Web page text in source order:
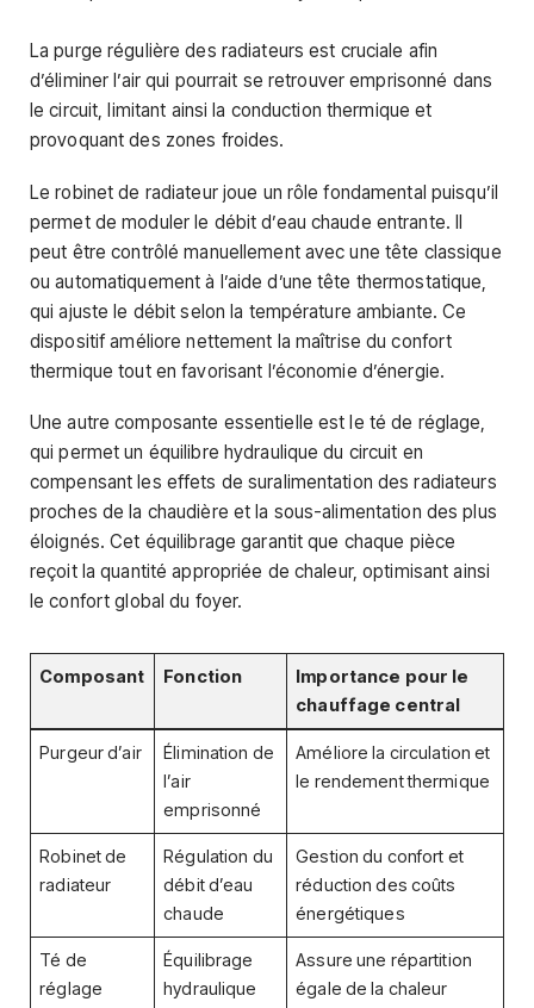
La purge régulière des radiateurs est cruciale afin
d’éliminer l’air qui pourrait se retrouver emprisonné dans
le circuit, limitant ainsi la conduction thermique et
provoquant des zones froides.
Le robinet de radiateur joue un rôle fondamental puisqu’il
permet de moduler le débit d’eau chaude entrante. Il
peut être contrôlé manuellement avec une tête classique
ou automatiquement à l’aide d’une tête thermostatique,
qui ajuste le débit selon la température ambiante. Ce
dispositif améliore nettement la maîtrise du confort
thermique tout en favorisant l’économie d’énergie.
Une autre composante essentielle est le té de réglage,
qui permet un équilibre hydraulique du circuit en
compensant les effets de suralimentation des radiateurs
proches de la chaudière et la sous-alimentation des plus
éloignés. Cet équilibrage garantit que chaque pièce
reçoit la quantité appropriée de chaleur, optimisant ainsi
le confort global du foyer.
Composant Fonction
Importance pour le
chauffage central
Purgeur d’air
Élimination de
l’air
emprisonné
Améliore la circulation et
le rendement thermique
Robinet de
radiateur
Régulation du
débit d’eau
chaude
Gestion du confort et
réduction des coûts
énergétiques
Té de
réglage
Équilibrage
hydraulique
Assure une répartition
égale de la chaleur